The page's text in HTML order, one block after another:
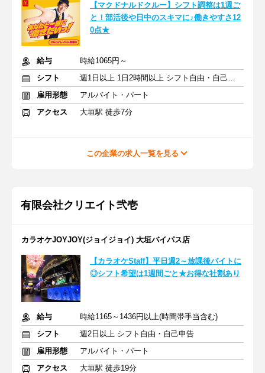
【マクドナルドクルー】シフト調整は1週ご
と！部活後や日中のスキマに♪働きやすさ12
0点★
給与
時給1065円～
シフト
週1日以上 1日2時間以上 シフト自由・自己申告
雇用形態
アルバイト・パート
アクセス
大垣駅 徒歩7分
この企業の求人一覧を見る
有限会社クリエイト弐壱
カラオケJOYJOY(ジョイジョイ) 大垣バイパス店
【カラオケStaff】平日週2～放課後バイトに
◎シフト希望は1週間ごと★お得な社割あり
給与
時給1165～1436円以上(時間帯手当含む)
シフト
週2日以上 シフト自由・自己申告
雇用形態
アルバイト・パート
アクセス
大垣駅 徒歩19分